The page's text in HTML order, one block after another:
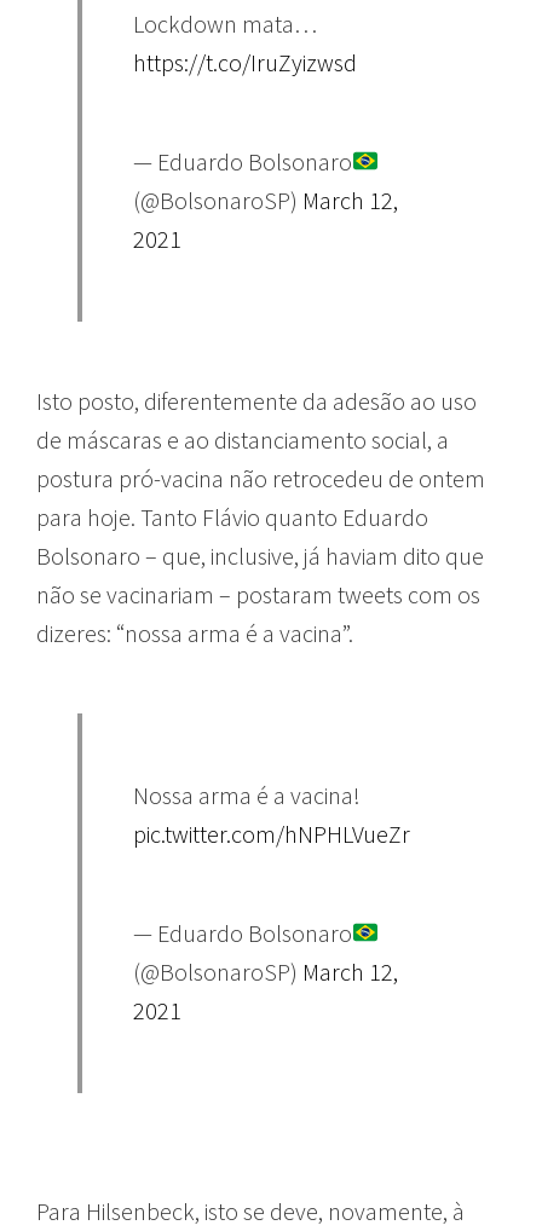
Lockdown mata…
https://t.co/IruZyizwsd
— Eduardo Bolsonaro
(@BolsonaroSP) March 12,
2021
Isto posto, diferentemente da adesão ao uso
de máscaras e ao distanciamento social, a
postura pró-vacina não retrocedeu de ontem
para hoje. Tanto Flávio quanto Eduardo
Bolsonaro – que, inclusive, já haviam dito que
não se vacinariam – postaram tweets com os
dizeres: “nossa arma é a vacina”.
Nossa arma é a vacina!
pic.twitter.com/hNPHLVueZr
— Eduardo Bolsonaro
(@BolsonaroSP) March 12,
2021
Para Hilsenbeck, isto se deve, novamente, à